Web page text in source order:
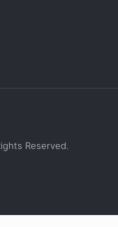
Reserved.